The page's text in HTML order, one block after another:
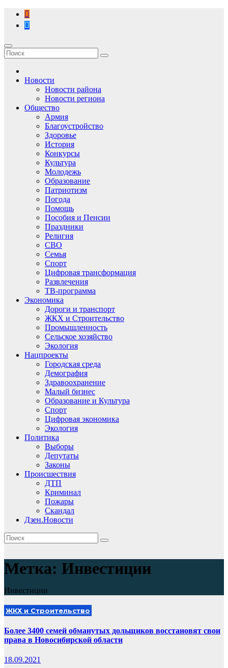
Перейти
содержимому
Новости
Новости района
Новости региона
Общество
Армия
Благоустройство
Здоровье
История
Конкурсы
Культура
Молодежь
Образование
Патриотизм
Погода
Помощь
Пособия и Пенсии
Праздники
Религия
СВО
Семья
Спорт
Цифровая трансформация
Развлечения
ТВ-программа
Экономика
Дороги и транспорт
ЖКХ и Строительство
Промышленность
Сельское хозяйство
Экология
Нацпроекты
Городская среда
Демография
Здравоохранение
Малый бизнес
Образование и Культура
Спорт
Цифровая экономика
Экология
Политика
Выборы
Депутаты
Законы
Происшествия
ДТП
Криминал
Пожары
Скандал
Дзен.Новости
Метка: Инвестиции
Инвестиции
ЖКХ и Строительство
Более 3400 семей обманутых дольщиков восстановят свои
права в Новосибирской области
18.09.2021